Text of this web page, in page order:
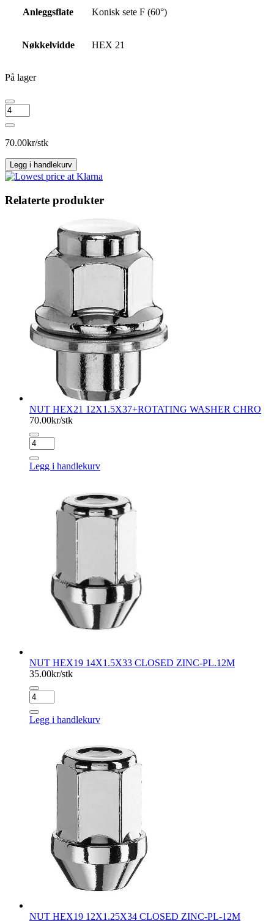
Anleggsflate Konisk sete F (60°)
Nøkkelvidde HEX 21
På lager
NUT
FORD
HEX21
14X1.5X34.8
ZINC
antall
70.00kr/stk
Legg i handlekurv
Relaterte produkter
NUT HEX21 12X1.5X37+ROTATING WASHER CHRO
70.00kr/stk
NUT
HEX21
12X1.5X37+ROTATING
WASHER
Legg i handlekurv
NUT HEX19 14X1.5X33 CLOSED ZINC-PL.12M
35.00kr/stk
NUT
HEX19
14X1.5X33
CLOSED
Legg i handlekurv
NUT HEX19 12X1.25X34 CLOSED ZINC-PL-12M